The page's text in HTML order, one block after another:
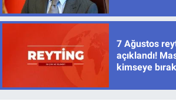
7 Ağustos
açıklandı!
kimseye